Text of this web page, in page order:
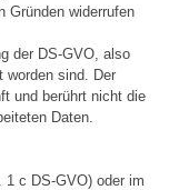
Gründen widerrufen
der DS-GVO, also
worden sind. Der
und berührt nicht die
Daten.
1 c DS-GVO) oder im